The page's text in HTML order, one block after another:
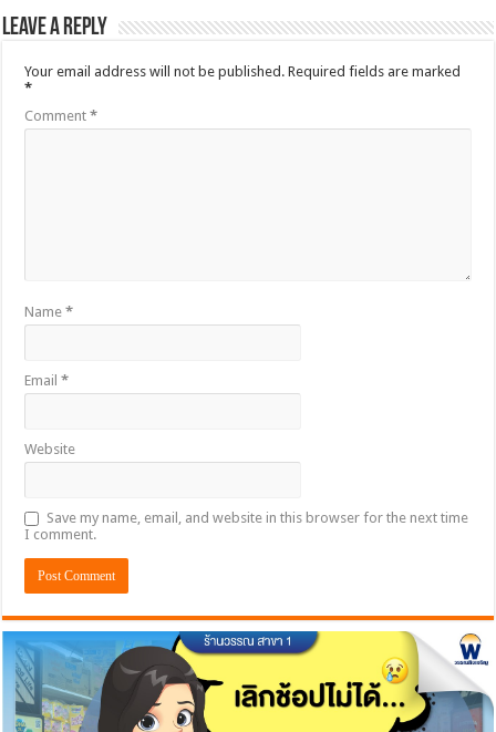
Leave a Reply
Your email address will not be published. Required fields are marked
*
Comment*
Name*
Email*
Website
Save my name, email, and website in this browser for the next time
I comment.